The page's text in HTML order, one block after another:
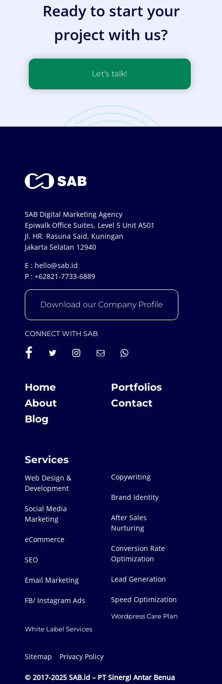
Ready to start your
project with us?
Let's talk!
SAB Digital Marketing Agency
Epiwalk Office Suites, Level 5 Unit A501
Jl. HR. Rasuna Said, Kuningan
Jakarta Selatan 12940
E : hello@sab.id
P : +62821-7733-6889
Download our Company Profile
CONNECT WITH SAB
Home
Portfolios
About
Contact
Blog
Services
Web Design &
Development
Social Media
Marketing
eCommerce
SEO
Email Marketing
FB/ Instagram Ads
White Label Services
Copywriting
Brand Identity
After Sales
Nurturing
Conversion Rate
Optimization
Lead Generation
Speed Optimization
Wordpress Care Plan
Sitemap Privacy Policy
© 2017-2025 SAB.id – PT Sinergi Antar Benua